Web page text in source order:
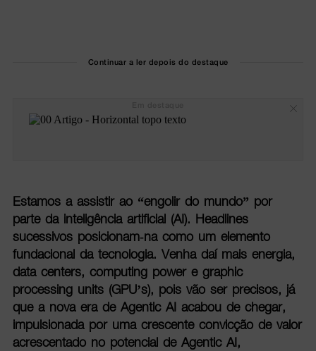
Continuar a ler depois do destaque
Estamos a assistir ao “engolir do mundo” por
parte da inteligência artificial (AI). Headlines
sucessivos posicionam-na como um elemento
fundacional da tecnologia. Venha daí mais energia,
data centers, computing power e graphic
processing units (GPU’s), pois vão ser precisos, já
que a nova era de Agentic AI acabou de chegar,
impulsionada por uma crescente convicção de valor
acrescentado no potencial de Agentic AI,